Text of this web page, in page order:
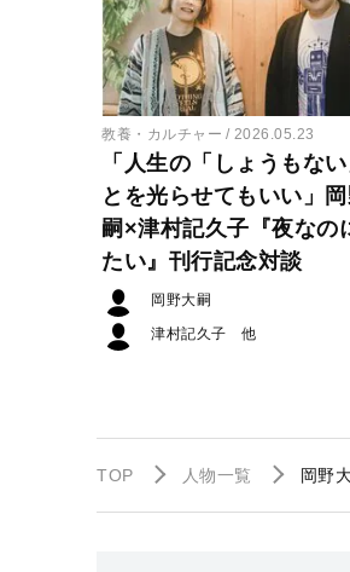
教養・カルチャー 2026.05.23
「人生の「しょうもない
とを光らせてもいい」
嗣×津村記久子『夜なの
たい』刊行記念対談
岡野大嗣
津村記久子
TOP 人物一覧 岡野